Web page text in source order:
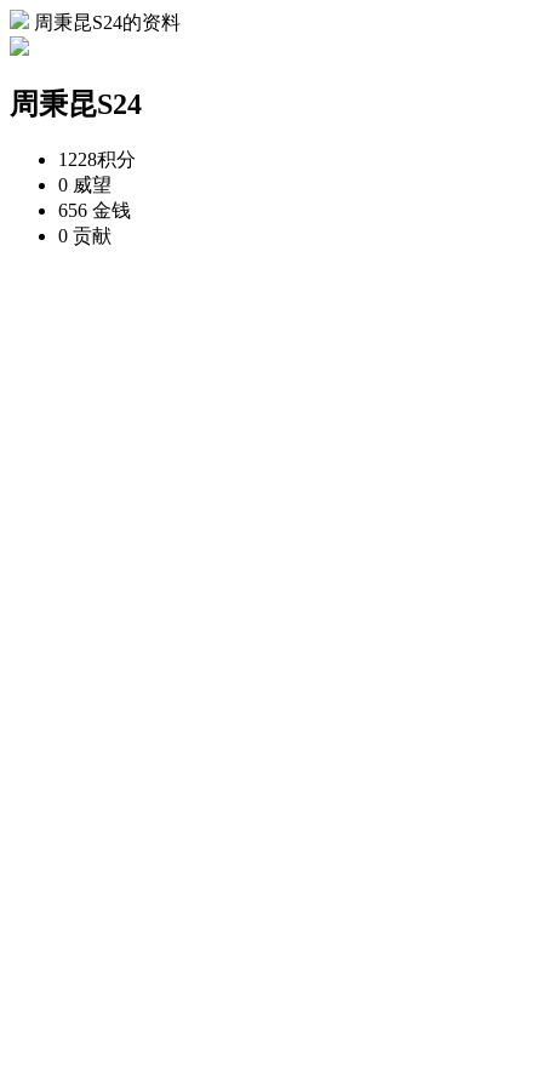
周秉昆S24的资料
周秉昆S24
1228积分
0 威望
656 金钱
0 贡献